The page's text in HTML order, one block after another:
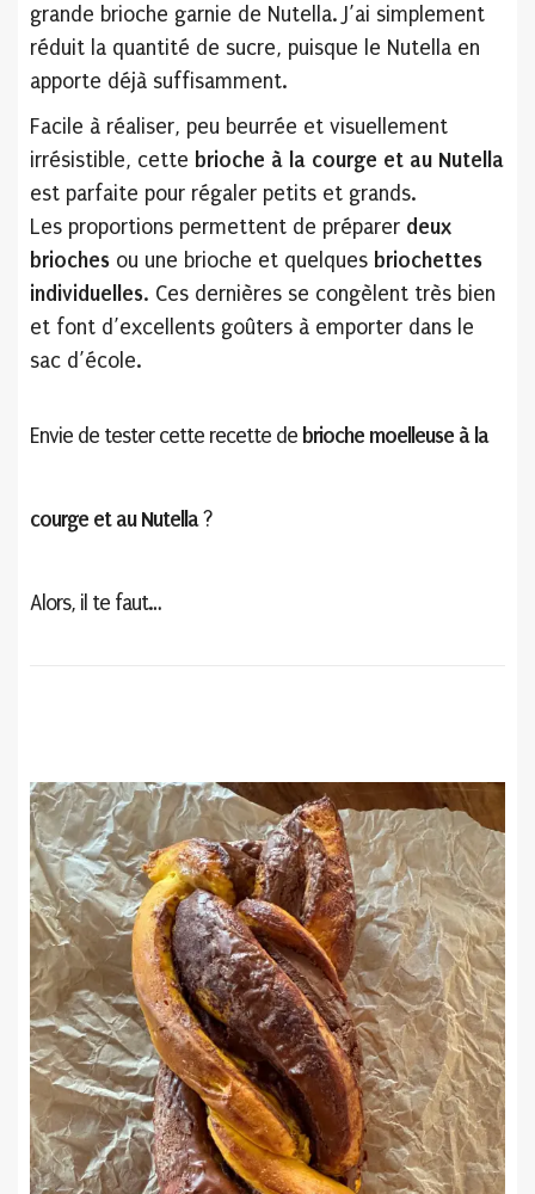
grande brioche garnie de Nutella. J’ai simplement
réduit la quantité de sucre, puisque le Nutella en
apporte déjà suffisamment.
Facile à réaliser, peu beurrée et visuellement
irrésistible, cette brioche à la courge et au Nutella
est parfaite pour régaler petits et grands.
Les proportions permettent de préparer deux
brioches ou une brioche et quelques briochettes
individuelles. Ces dernières se congèlent très bien
et font d’excellents goûters à emporter dans le
sac d’école.
Envie de tester cette recette de brioche moelleuse à la
courge et au Nutella?
Alors, il te faut…